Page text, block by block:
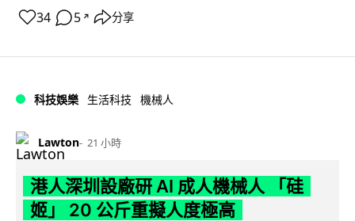
34 5 ↗ 分享
科技娛樂 生活科技 機械人
Lawton 21 小時
港人深圳設廠研 AI 成人機械人 「硅
姬」 20 公斤重擬人度極高